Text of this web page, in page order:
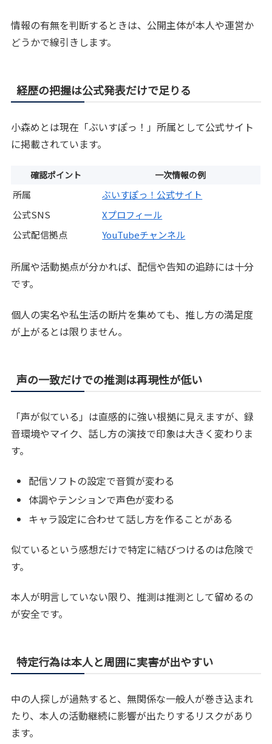
情報の有無を判断するときは、公開主体が本人や運営か
どうかで線引きします。
経歴の把握は公式発表だけで足りる
小森めとは現在「ぶいすぽっ！」所属として公式サイト
に掲載されています。
確認ポイント 一次情報の例
所属
ぶいすぽっ！公式サイト
公式SNS
Xプロフィール
公式配信拠点
YouTubeチャンネル
所属や活動拠点が分かれば、配信や告知の追跡には十分
です。
個人の実名や私生活の断片を集めても、推し方の満足度
が上がるとは限りません。
声の一致だけでの推測は再現性が低い
「声が似ている」は直感的に強い根拠に見えますが、録
音環境やマイク、話し方の演技で印象は大きく変わりま
す。
配信ソフトの設定で音質が変わる
体調やテンションで声色が変わる
キャラ設定に合わせて話し方を作ることがある
似ているという感想だけで特定に結びつけるのは危険で
す。
本人が明言していない限り、推測は推測として留めるの
が安全です。
特定行為は本人と周囲に実害が出やすい
中の人探しが過熱すると、無関係な一般人が巻き込まれ
たり、本人の活動継続に影響が出たりするリスクがあり
ます。